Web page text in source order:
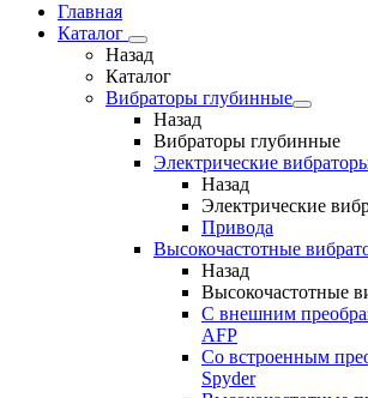
Главная
Каталог
Назад
Каталог
Вибраторы глубинные
Назад
Вибраторы глубинные
Электрические
Назад
Электрические
Привода
Высокочастотные
Назад
Высокочастотные
С внешним
AFP
Cо встроенным
Spyder